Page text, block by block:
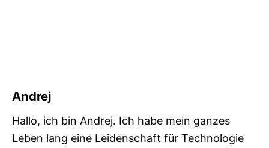
Andrej
Hallo, ich bin Andrej. Ich habe mein ganzes
Leben lang eine Leidenschaft für Technologie